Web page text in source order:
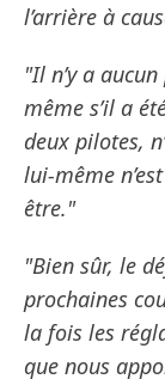
l’arrière à
"Il n’y a
même s’il a
deux pilotes,
lui-même
être."
"Bien sûr, le
prochaines
la fois les
que nous